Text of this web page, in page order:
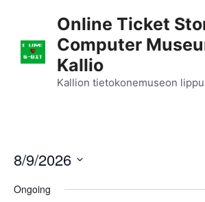
content
Online Ticket
Computer
Kallio
Kallion tietokonemuseon
8/9/2026
e
Ongoing